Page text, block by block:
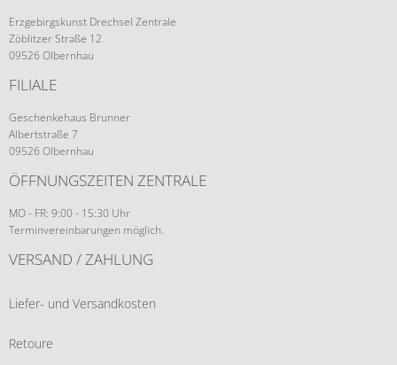
Erzgebirgskunst Drechsel Zentrale
Zöblitzer Straße 12
09526 Olbernhau
FILIALE
Geschenkehaus Brunner
Albertstraße 7
09526 Olbernhau
ÖFFNUNGSZEITEN ZENTRALE
MO - FR: 9:00 - 15:30 Uhr
Terminvereinbarungen möglich.
VERSAND / ZAHLUNG
Liefer- und Versandkosten
Retoure